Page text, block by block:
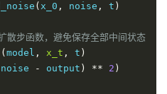
( x_0 , noise , t )
步函数，避免保存全部中间状态
( model , x_t , t )
noise - output ) ** 2 )